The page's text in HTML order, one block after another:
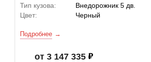
Тип кузова:
Внедорожник 5 дв.
Цвет:
Черный
Подробнее
от 3 147 335